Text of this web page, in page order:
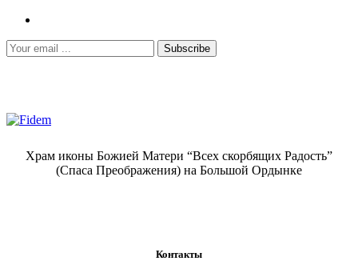
Subscribe
Храм иконы Божией Матери “Всех скорбящих Радость”
(Спаса Преображения) на Большой Ордынке
Контакты